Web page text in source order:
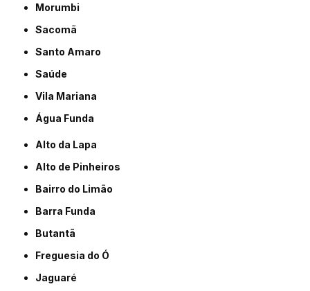
Morumbi
Sacomã
Santo Amaro
Saúde
Vila Mariana
Água Funda
Alto da Lapa
Alto de Pinheiros
Bairro do Limão
Barra Funda
Butantã
Freguesia do Ó
Jaguaré